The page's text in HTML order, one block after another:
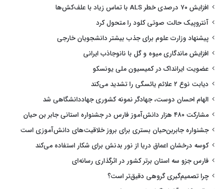
افزایش ۷۰ درصدی خطر ALS با تماس زیاد با علف‌کش‌ها
آنتروپیک حالت صوتی کلود را متحول کرد
پیشنهاد وزارت علوم برای جذب بیشتر دانشجویان خارجی
افزایش ماندگاری میوه و گل با نانوجاذب ایرانی
عضویت ایرانداک در کمیسیون ملی یونسکو
دیابت نوع ۲ علائم یائسگی را تشدید می‌کند
الهام احسان دوست، جهادگر نمونه کشوری جهاددانشگاهی شد
مشارکت ۴۸۰ هزار دانش‌آموز فارس در جشنواره استانی جابر بن حیان
جشنواره جابربن‌حیان بستری برای بروز خلاقیت‌های دانش‌آموزی است
کوسه درخشان اعماق دریا از نور بدنش برای شکار استفاده می‌کند
فارس جزو سه استان برتر کشور در اثرگذاری رسانه‌ای
چرا تصمیم‌گیری گروهی دقیق‌تر است؟